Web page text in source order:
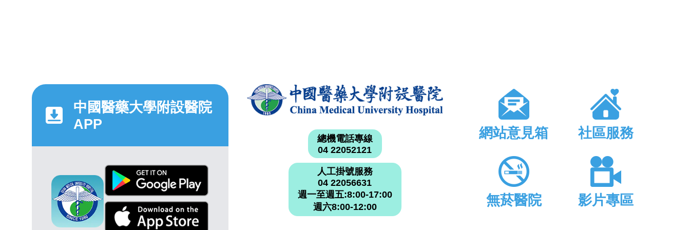
中國醫藥大學附設醫院
APP
總機電話專線
04 22052121
人工掛號服務
04 22056631
週一至週五:8:00-17:00
週六8:00-12:00
網站意見箱 社區服務
無菸醫院 影片專區